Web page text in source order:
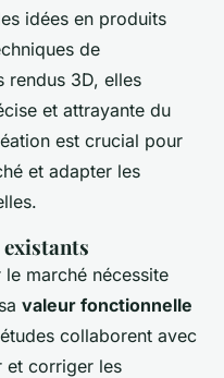
idées en produits
de
rendus 3D, elles
et attrayante du
est crucial pour
et adapter les
marché nécessite
valeur fonctionnelle
collaborent avec
et corriger les